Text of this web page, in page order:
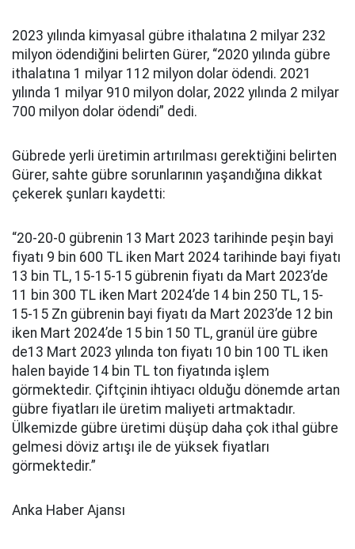
2023 yılında kimyasal gübre ithalatına 2 milyar 232
milyon ödendiğini belirten Gürer, “2020 yılında gübre
ithalatına 1 milyar 112 milyon dolar ödendi. 2021
yılında 1 milyar 910 milyon dolar, 2022 yılında 2 milyar
700 milyon dolar ödendi” dedi.
Gübrede yerli üretimin artırılması gerektiğini belirten
Gürer, sahte gübre sorunlarının yaşandığına dikkat
çekerek şunları kaydetti:
“20-20-0 gübrenin 13 Mart 2023 tarihinde peşin bayi
fiyatı 9 bin 600 TL iken Mart 2024 tarihinde bayi fiyatı
13 bin TL, 15-15-15 gübrenin fiyatı da Mart 2023’de
11 bin 300 TL iken Mart 2024’de 14 bin 250 TL, 15-
15-15 Zn gübrenin bayi fiyatı da Mart 2023’de 12 bin
iken Mart 2024’de 15 bin 150 TL, granül üre gübre
de13 Mart 2023 yılında ton fiyatı 10 bin 100 TL iken
halen bayide 14 bin TL ton fiyatında işlem
görmektedir. Çiftçinin ihtiyacı olduğu dönemde artan
gübre fiyatları ile üretim maliyeti artmaktadır.
Ülkemizde gübre üretimi düşüp daha çok ithal gübre
gelmesi döviz artışı ile de yüksek fiyatları
görmektedir.”
Anka Haber Ajansı